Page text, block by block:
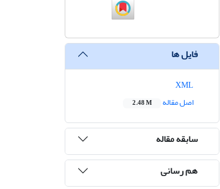
فایل ها
اصل مقاله
2.48 M
سابقه مقاله
هم رسانی